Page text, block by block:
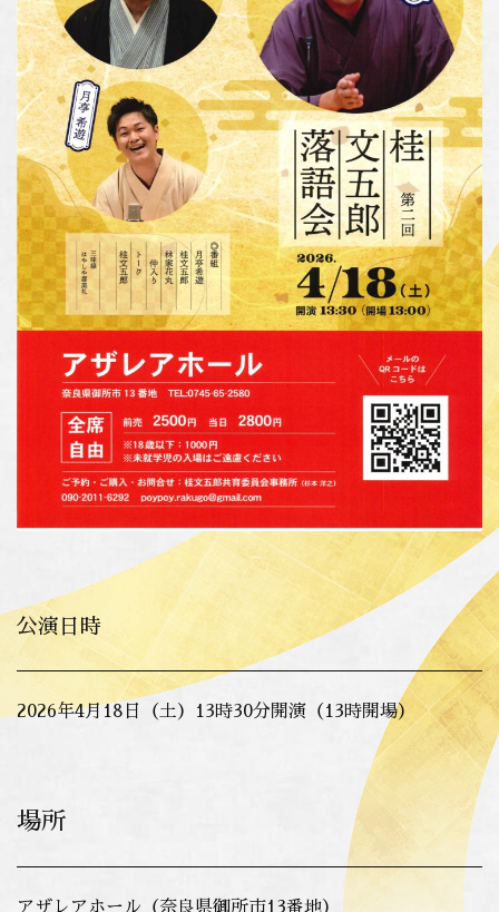
公演日時
2026年4月18日（土）13時30分開演（13時開場）
場所
アザレアホール（奈良県御所市13番地）